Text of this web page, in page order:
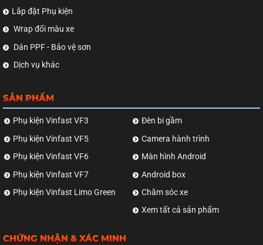
Lắp đặt Phụ kiện
Wrap đổi màu xe
Dán PPF - Bảo vệ sơn
Dịch vụ khác
SẢN PHẨM
Phụ kiện Vinfast VF3
Phụ kiện Vinfast VF5
Phụ kiện Vinfast VF6
Phụ kiện Vinfast VF7
Phụ kiện Vinfast Limo Green
Đèn bi gầm
Camera hành trình
Màn hình Android
Android box
Chăm sóc xe
Xem tất cả sản phẩm
CHỨNG NHẬN & XÁC MINH